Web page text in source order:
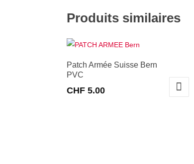
Produits similaires
Patch Armée Suisse Bern
PVC
CHF 5.00